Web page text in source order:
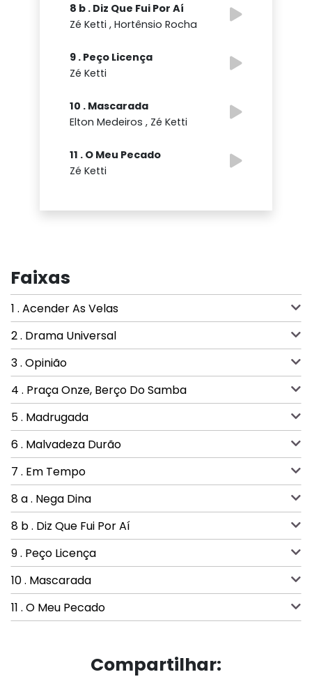
8 b . Diz Que Fui Por Aí
Zé Ketti , Hortênsio Rocha
9 . Peço Licença
Zé Ketti
10 . Mascarada
Elton Medeiros , Zé Ketti
11 . O Meu Pecado
Zé Ketti
Faixas
1 . Acender As Velas
2 . Drama Universal
3 . Opinião
4 . Praça Onze, Berço Do Samba
5 . Madrugada
6 . Malvadeza Durão
7 . Em Tempo
8 a . Nega Dina
8 b . Diz Que Fui Por Aí
9 . Peço Licença
10 . Mascarada
11 . O Meu Pecado
Compartilhar: